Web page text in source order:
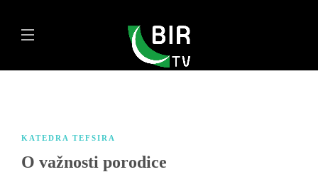
KATEDRA TEFSIRA
O važnosti porodice